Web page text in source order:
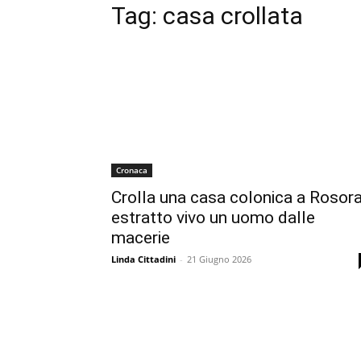
Tag: casa crollata
Cronaca
Crolla una casa colonica a
estratto vivo un uomo dalle
macerie
Linda Cittadini - 21 Giugno 2026